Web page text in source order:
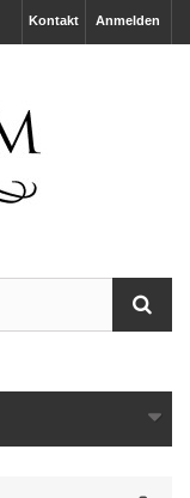
Anmelden
Kontakt